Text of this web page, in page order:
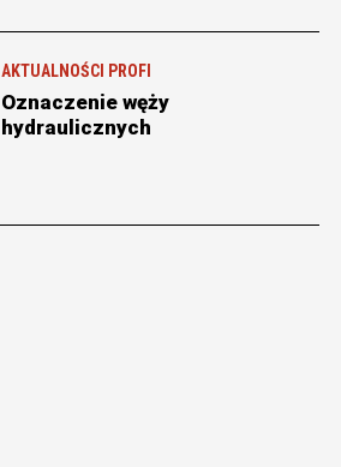
AKTUALNOŚCI PROFI
Oznaczenie węży
hydraulicznych